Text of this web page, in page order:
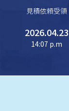
見積依頼受領
2026.04.23
14:07 p.m